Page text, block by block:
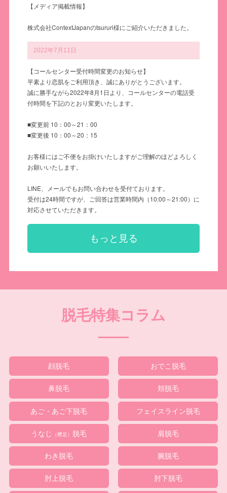
【メディア掲載情報】
株式会社ContextJapanのtsururi様にご紹介いただきました。
2022年7月11日
【コールセンター受付時間変更のお知らせ】
平素より恋肌をご利用頂き、誠にありがとうございます。
誠に勝手ながら2022年8月1日より、コールセンターの電話受
付時間を下記のとおり変更いたします。
■変更前 10：00～21：00
■変更後 10：00～20：15
お客様にはご不便をお掛けいたしますがご理解のほどよろしく
お願いいたします。
LINE、メールでもお問い合わせを受付ております。
受付は24時間ですが、ご回答は営業時間内（10:00～21:00）に
対応させていただきます。
もっと見る
脱毛特集コラム
顔脱毛 おでこ脱毛
鼻脱毛 頬脱毛
あご・あご下脱毛 フェイスライン脱毛
うなじ （襟足） 脱毛 肩脱毛
わき脱毛 腕脱毛
肘上脱毛 肘下脱毛